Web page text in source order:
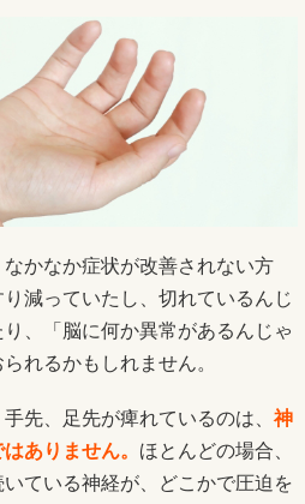
かなか症状が改善されない方
減っていたし、切れているんじ
、「脳に何か異常があるんじゃ
れるかもしれません。
先、足先が痺れているのは、 神
ありません。 ほとんどの場合、
ている神経が、どこかで圧迫を